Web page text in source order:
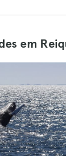
em